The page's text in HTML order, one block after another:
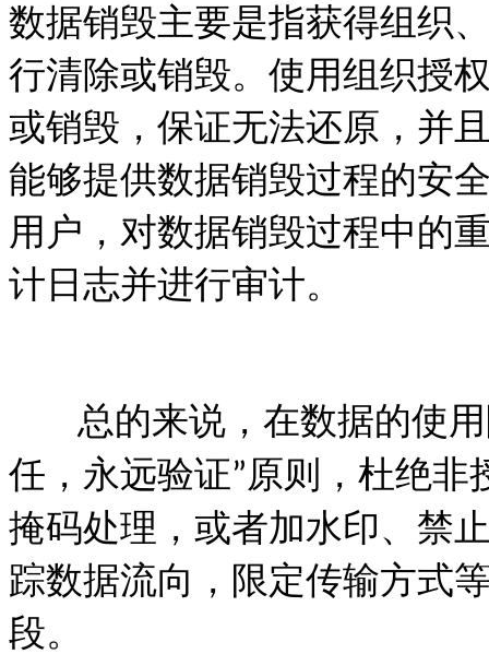
数据销毁主要是指获得组织
行清除或销毁。使用组织授
或销毁，保证无法还原，并
能够提供数据销毁过程的安
用户，对数据销毁过程中的
计日志并进行审计。
总的来说，在数据的使
任，永远验证”原则，杜绝非
掩码处理，或者加水印、禁
踪数据流向，限定传输方式
段。